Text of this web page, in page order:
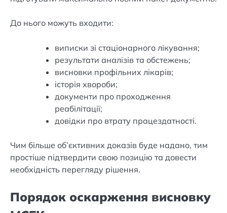
До нього можуть входити:
виписки зі стаціонарного лікування;
результати аналізів та обстежень;
висновки профільних лікарів;
історія хвороби;
документи про проходження
реабілітації;
довідки про втрату працездатності.
Чим більше об’єктивних доказів буде надано, тим
простіше підтвердити свою позицію та довести
необхідність перегляду рішення.
Порядок оскарження висновку